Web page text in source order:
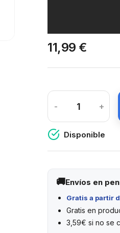
11,99 €
- +
Disponible
Envíos en
Gratis a partir
Gratis en
3,59€ si no se